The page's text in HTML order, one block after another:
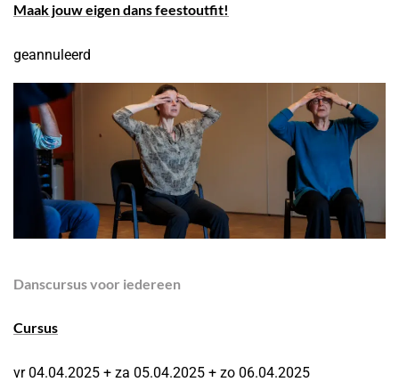
Maak jouw eigen dans feestoutfit!
geannuleerd
Danscursus voor iedereen
Cursus
vr 04.04.2025 + za 05.04.2025 + zo 06.04.2025